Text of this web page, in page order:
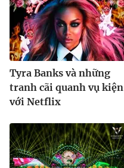
Tyra Banks và những
tranh cãi quanh vụ kiện
với Netflix